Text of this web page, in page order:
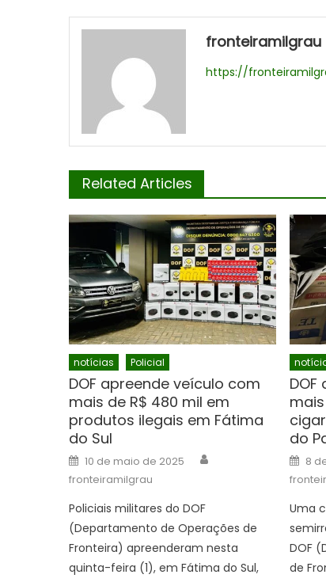
fronteiramilgrau
https://
Related Articles
notícias Policial
DOF apreende veículo com
mais de R$ 480 mil em
produtos ilegais em Fátima
do Sul
Posted
on
10 de maio de 2025
fronteiramilgrau
Policiais militares do DOF
(Departamento de Operações de
Fronteira) apreenderam nesta
quinta-feira (1), em Fátima do Sul,
do
on
8
Uma
DOF
de